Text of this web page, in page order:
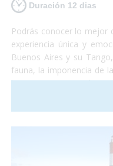
Duración 12 dias
Podrás conocer lo mejor
experiencia única y
Buenos Aires y su
fauna, la imponencia de
historia, gastronomía y
hacer de este viaje
sumergirte en este